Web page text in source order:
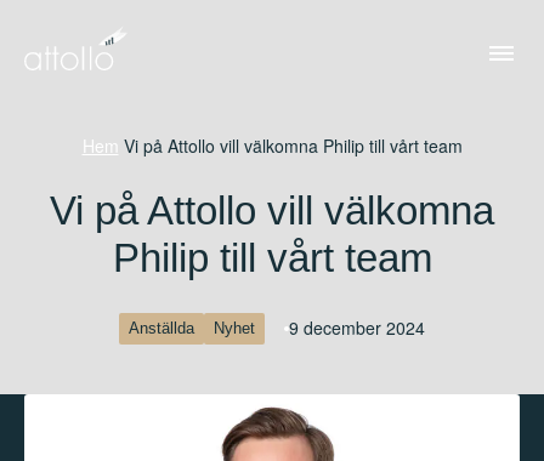
Hem Vi på Attollo vill välkomna Philip till vårt team
Vi på Attollo vill välkomna
Philip till vårt team
Anställda Nyhet 9 december 2024